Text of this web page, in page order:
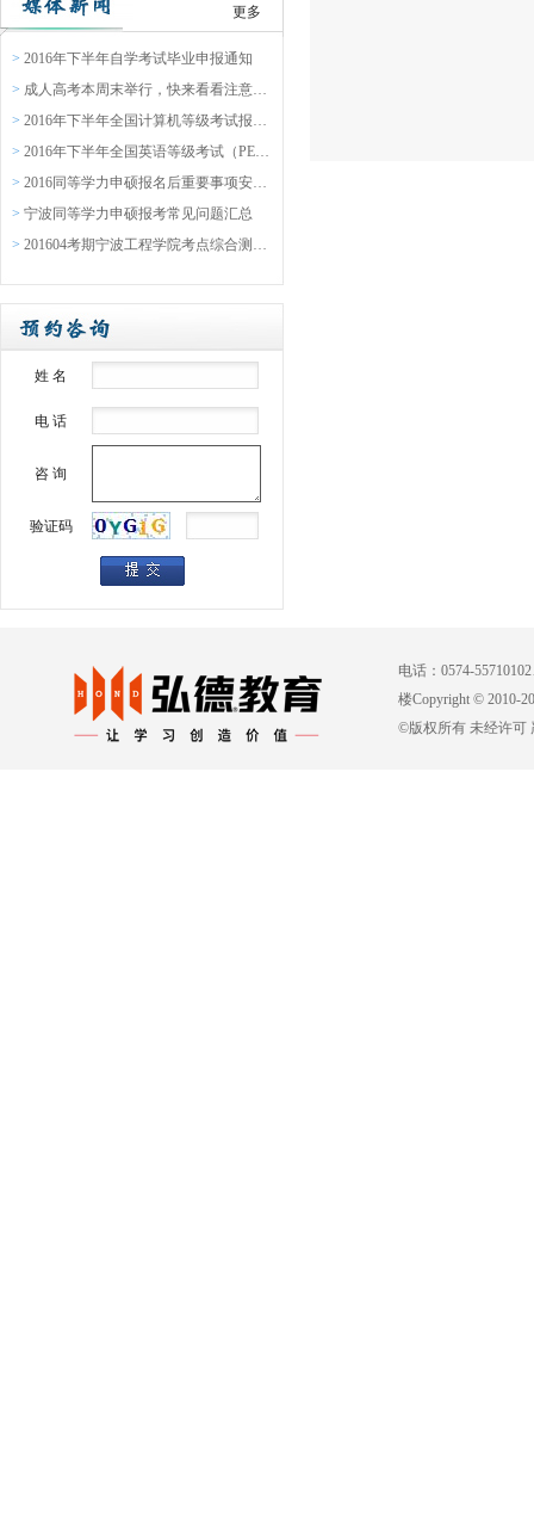
更多
> 2016年下半年自学考试毕业申报通知
> 成人高考本周末举行，快来看看注意事项吧
> 2016年下半年全国计算机等级考试报名通告
> 2016年下半年全国英语等级考试（PETS）报名通知
> 2016同等学力申硕报名后重要事项安排表
> 宁波同等学力申硕报考常见问题汇总
> 201604考期宁波工程学院考点综合测验缴费通知
姓 名
电 话
咨 询
验证码
电话：0574-
楼Copyright © 2010-
©版权所有 未经许